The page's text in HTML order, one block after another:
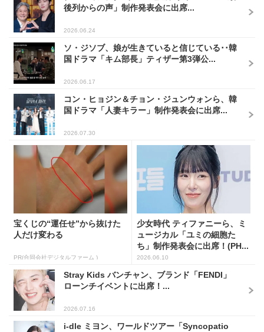
後列からの声」制作発表会に出席...
2026.06.24
ソ・ジソブ、娘が生きていると信じている･･韓
国ドラマ「キム部長」ティザー第3弾公...
2026.06.17
コン・ヒョジン＆チョン・ジュンウォンら、韓
国ドラマ「人妻キラー」制作発表会に出席...
2026.07.30
宝くじの“運任せ”から抜けた
人だけ変わる
PR(合同会社デジタルファーム )
少女時代 ティファニーら、ミ
ュージカル「ユミの細胞た
ち」制作発表会に出席！(PH...
2026.06.10
Stray Kids バンチャン、ブランド「FENDI」
ローンチイベントに出席！...
2026.07.16
i-dle ミヨン、ワールドツアー「Syncopatio